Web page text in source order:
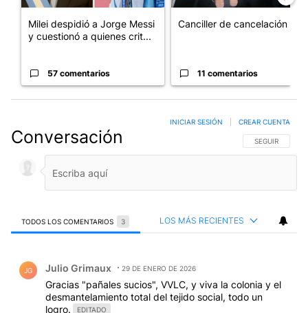
Milei despidió a Jorge Messi
y cuestionó a quienes crit...
57 comentarios
Canciller de cancelación
11 comentarios
Conversación SIGA ESTA
SEGUIR
INICIAR SESIÓN CREAR CUENTA
TODOS LOS COMENTARIOS 3 LOS MÁS RECIENTES
JG Julio Grimaux 29 DE ENERO DE 2026
Gracias "pañales sucios", VVLC, y viva la colonia y el
desmantelamiento total del tejido social, todo un
logro.
EDITADO